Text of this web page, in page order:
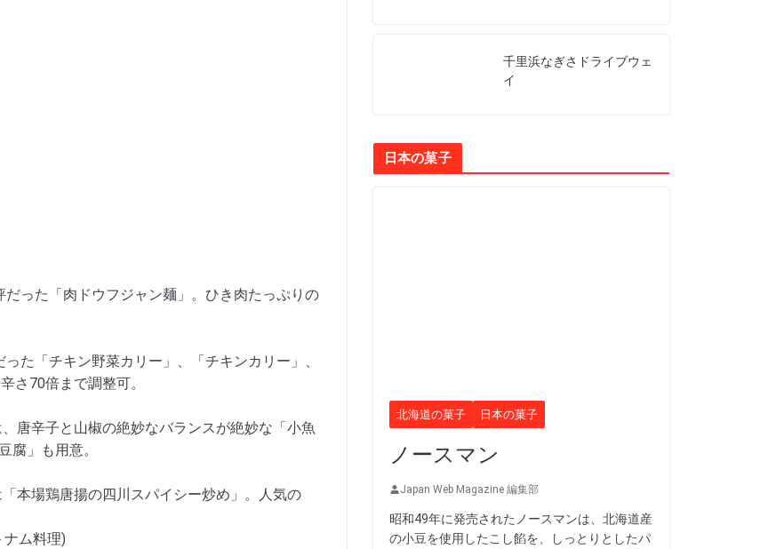
った「肉ドウフジャン麺」。ひき肉たっぷりの
た「チキン野菜カリー」、「チキンカリー」、
さ70倍まで調整可。
唐辛子と山椒の絶妙なバランスが絶妙な「小魚
腐」も用意。
本場鶏唐揚の四川スパイシー炒め」。人気の
ナム料理)
千里浜なぎさドライブウェ
イ
日本の菓子
北海道の菓子 日本の菓子
ノースマン
Japan Web Magazine 編集部
昭和49年に発売されたノースマンは、北海道産
の小豆を使用したこし餡を、しっとりとしたパ